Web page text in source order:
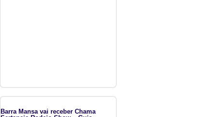
Barra Mansa vai receber Chama